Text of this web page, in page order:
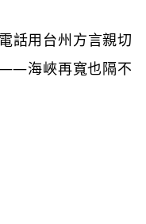
用台州方言親切
海峽再寬也隔不